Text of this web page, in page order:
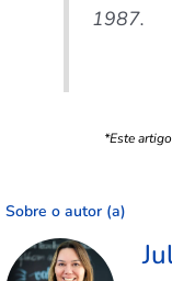
1987.
*Este
Sobre o autor (a)